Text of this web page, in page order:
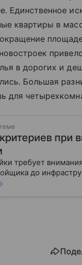
Единственное
квартиры в
в дорогих и
Большая
для
при
требует
до